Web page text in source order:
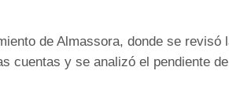
de Almassora, donde se
cuentas y se analizó el pendiente